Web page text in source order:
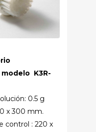
K3R-
0.5 g
x 300 mm.
control : 220 x